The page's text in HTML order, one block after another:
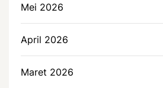
Mei 2026
April 2026
Maret 2026